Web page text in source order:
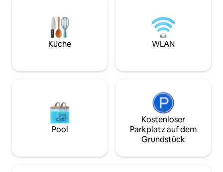
Dunkelheit auf dem solarbeleuchteten
Gartenweg spazieren gehen. Ob du die
Natur oder den Komfort der Stadt
suchst, dieser Rückzugsort bietet
mit einem
einer
Zoll-TV und einer
modernen Küche
Küche WLAN
Pool
Kostenloser
Parkplatz auf dem
Grundstück